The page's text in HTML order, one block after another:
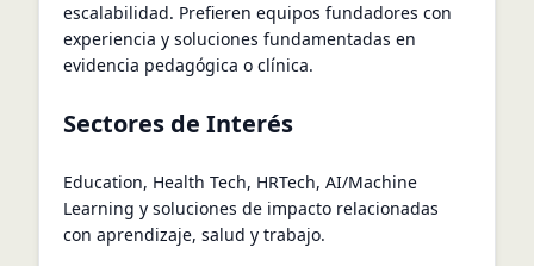
escalabilidad. Prefieren equipos fundadores con
experiencia y soluciones fundamentadas en
evidencia pedagógica o clínica.
Sectores de Interés
Education, Health Tech, HRTech, AI/Machine
Learning y soluciones de impacto relacionadas
con aprendizaje, salud y trabajo.